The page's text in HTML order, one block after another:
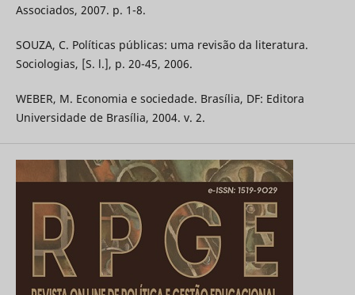
Associados, 2007. p. 1-8.
SOUZA, C. Políticas públicas: uma revisão da literatura.
Sociologias, [S. l.], p. 20-45, 2006.
WEBER, M. Economia e sociedade. Brasília, DF: Editora
Universidade de Brasília, 2004. v. 2.